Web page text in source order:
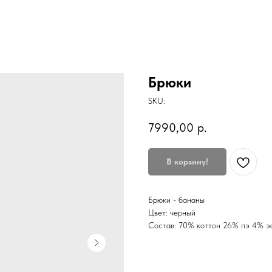
Брюки
SKU:
7990,00 р.
В корзину!
Брюки - бананы
Цвет: черный
Состав: 70% коттон 26% пэ 4%